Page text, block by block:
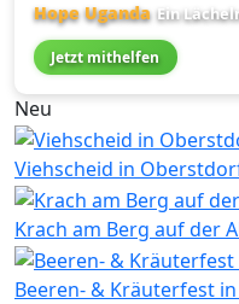
Hope Uganda Ein
Jetzt mithelfen
Neu
Viehscheid in
Krach am Berg auf der
Beeren- & Kräuterfest